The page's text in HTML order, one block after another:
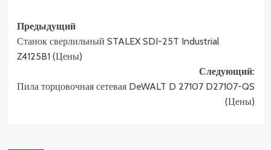
Навигация
записи
Предыдущий
Станок сверлильный STALEX SDI-25T Industrial
Z4125B1 (Цены)
Следующий:
Пила торцовочная сетевая DeWALT D 27107 D27107-QS
(Цены)